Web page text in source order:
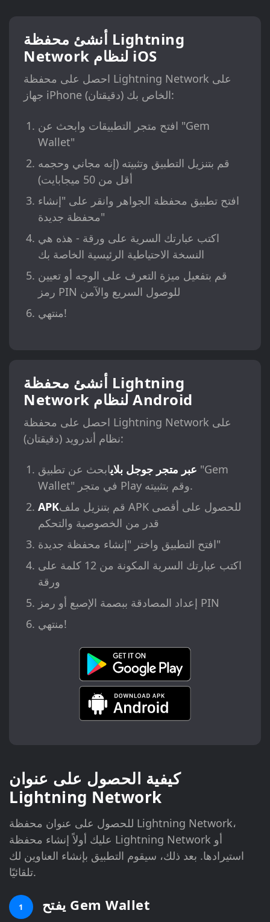
أنشئ محفظة Lightning
Network لنظام iOS
احصل على محفظة Lightning Network على
جهاز iPhone الخاص بك (دقيقتان):
افتح متجر التطبيقات وابحث عن "Gem
Wallet"
قم بتنزيل التطبيق وتثبيته (إنه مجاني وحجمه
أقل من 50 ميجابايت)
افتح تطبيق محفظة الجواهر وانقر على "إنشاء
محفظة جديدة"
اكتب عبارتك السرية على ورقة - هذه هي
النسخة الاحتياطية الرئيسية الخاصة بك
قم بتفعيل ميزة التعرف على الوجه أو تعيين
رمز PIN للوصول السريع والآمن
منتهي!
أنشئ محفظة Lightning
Network لنظام Android
احصل على محفظة Lightning Network على
نظام أندرويد (دقيقتان):
عبر متجر جوجل بلايابحث عن تطبيق "Gem
Wallet" في متجر Play وقم بتثبيته.
APKقم بتنزيل ملف APK للحصول على أقصى
قدر من الخصوصية والتحكم
افتح التطبيق واختر "إنشاء محفظة جديدة"
اكتب عبارتك السرية المكونة من 12 كلمة على
ورقة
إعداد المصادقة ببصمة الإصبع أو رمز PIN
منتهي!
كيفية الحصول على عنوان
Lightning Network
للحصول على عنوان محفظة Lightning Network،
عليك أولاً إنشاء محفظة Lightning Network أو
استيرادها. بعد ذلك، سيقوم التطبيق بإنشاء العناوين لك
تلقائيًا.
1 يفتح Gem Wallet